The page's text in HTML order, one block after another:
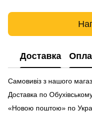
Доставка
Самовивіз з нашого
Доставка по
«Новою поштою» по